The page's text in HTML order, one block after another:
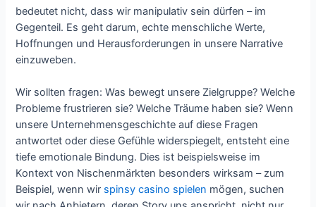
bedeutet nicht, dass wir manipulativ sein dürfen – im
Gegenteil. Es geht darum, echte menschliche Werte,
Hoffnungen und Herausforderungen in unsere Narrative
einzuweben.
Wir sollten fragen: Was bewegt unsere Zielgruppe? Welche
Probleme frustrieren sie? Welche Träume haben sie? Wenn
unsere Unternehmensgeschichte auf diese Fragen
antwortet oder diese Gefühle widerspiegelt, entsteht eine
tiefe emotionale Bindung. Dies ist beispielsweise im
Kontext von Nischenmärkten besonders wirksam – zum
Beispiel, wenn wir spinsy casino spielen mögen, suchen